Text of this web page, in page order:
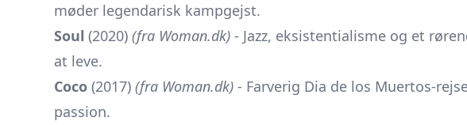
møder legendarisk kampgejst.
Soul (2020) (fra Woman.dk) - Jazz, eksistentialisme og et
at leve.
Coco (2017) (fra Woman.dk) - Farverig Dia de los Muertos-
passion.